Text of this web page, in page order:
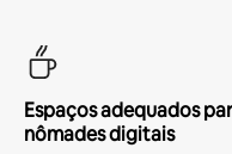
Espaços adequados
nômades digitais